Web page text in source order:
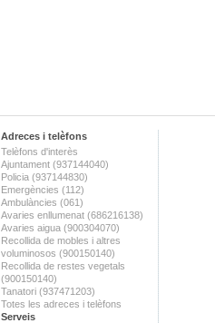
Adreces i telèfons
Telèfons d'interès
Ajuntament (937144040)
Policia (937144830)
Emergències (112)
Ambulàncies (061)
Avaries enllumenat (686216138)
Avaries aigua (900304070)
Recollida de mobles i altres
voluminosos (900150140)
Recollida de restes vegetals
(900150140)
Tanatori (937471203)
Totes les adreces i telèfons
Serveis